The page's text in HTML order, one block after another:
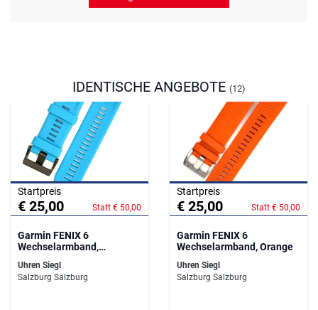
IDENTISCHE ANGEBOTE (12)
Startpreis
€ 25,00 Statt € 50,00
Garmin FENIX 6
Wechselarmband,
Cyanblau
Uhren Siegl
Salzburg Salzburg
Startpreis
€ 25,00 Statt € 50,00
Garmin FENIX 6
Wechselarmband, Orange
Uhren Siegl
Salzburg Salzburg